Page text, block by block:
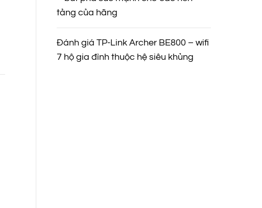
tảng của hãng
Đánh giá TP-Link Archer BE800 – wifi
7 hộ gia đình thuộc hệ siêu khủng